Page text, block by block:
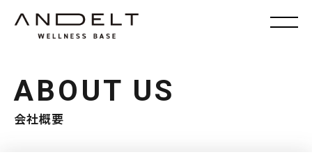
ABOUT US
会社概要